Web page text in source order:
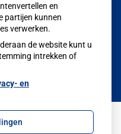
kabinet omhoog
en
partijen kunnen
verwerken.
de website kunt u
intrekken of
en